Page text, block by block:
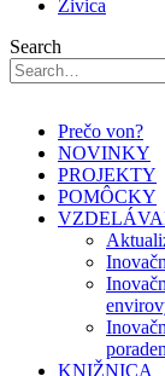
Živica
Search
Prečo von?
NOVINKY
PROJEKTY
POMÔCKY
KNIŽNICA